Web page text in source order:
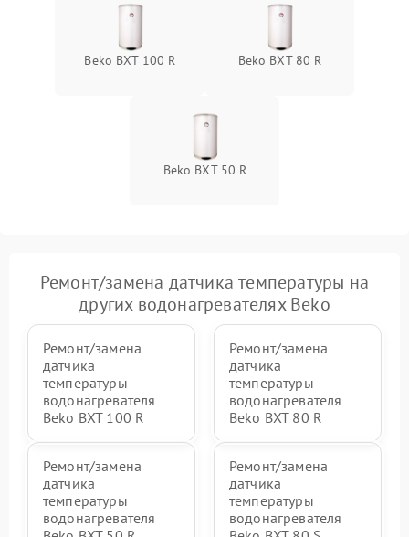
Beko BXT 100 R Beko BXT 80 R
Beko BXT 50 R
Ремонт/замена датчика температуры на
других водонагревателях Beko
Ремонт/замена
датчика
температуры
водонагревателя
Beko BXT 100 R
Ремонт/замена
датчика
температуры
водонагревателя
Beko BXT 80 R
Ремонт/замена
датчика
температуры
водонагревателя
Ремонт/замена
датчика
температуры
водонагревателя